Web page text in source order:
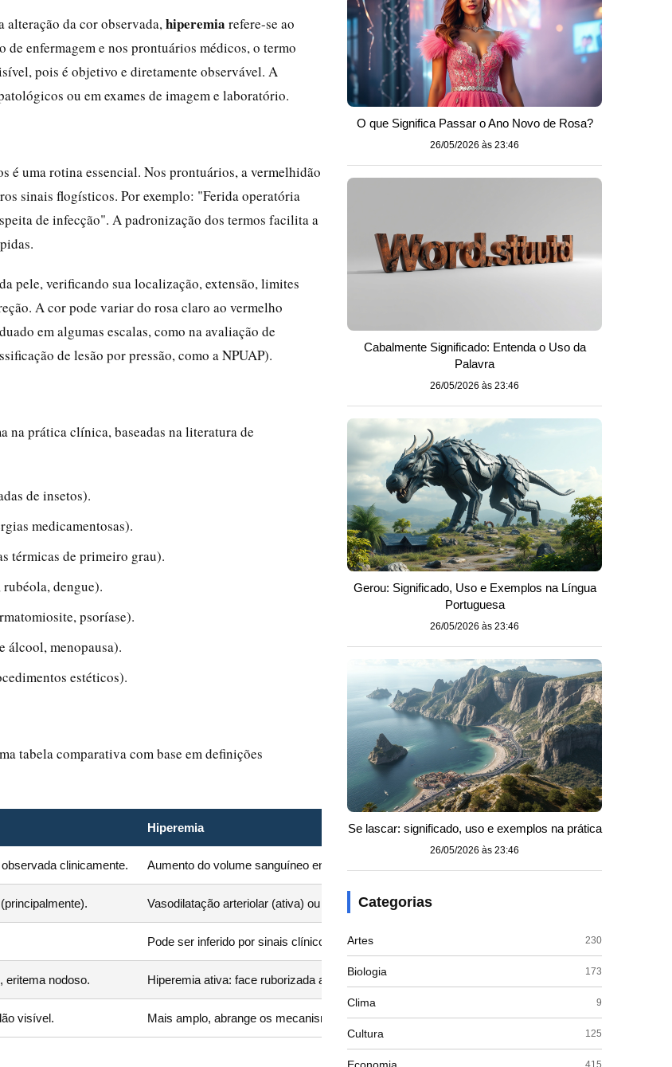
alteração da cor observada, hiperemia refere-se ao
enfermagem e nos prontuários médicos, o termo
pois é objetivo e diretamente observável. A
ou em exames de imagem e laboratório.
é uma rotina essencial. Nos prontuários, a vermelhidão
sinais flogísticos. Por exemplo: "Ferida operatória
de infecção". A padronização dos termos facilita a
pele, verificando sua localização, extensão, limites
A cor pode variar do rosa claro ao vermelho
em algumas escalas, como na avaliação de
de lesão por pressão, como a NPUAP).
na prática clínica, baseadas na literatura de
de insetos).
medicamentosas).
térmicas de primeiro grau).
dengue).
psoríase).
álcool, menopausa).
estéticos).
tabela comparativa com base em definições
Hiperemia
clinicamente. Aumento do volume sanguíneo em um tecido, que pode resultar em eritema.
Vasodilatação arteriolar (ativa) ou congestão venosa (passiva).
Pode ser inferido por sinais clínicos, mas é mais frequentemente medido por métodos como
eritema nodoso. Hiperemia ativa: face ruborizada após exercício; hiperemia passiva: edema de membros por
visível. Mais amplo, abrange os mecanismos.
O que Significa Passar o Ano Novo de Rosa?
26/05/2026 às 23:46
Cabalmente Significado: Entenda o Uso da
Palavra
26/05/2026 às 23:46
Gerou: Significado, Uso e Exemplos na Língua
Portuguesa
26/05/2026 às 23:46
Se lascar: significado, uso e exemplos na prática
26/05/2026 às 23:46
Categorias
Artes 230
Biologia 173
Clima 9
Cultura 125
415